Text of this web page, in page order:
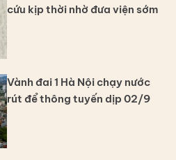
cứu kịp thời nhờ đưa viện sớm
Vành đai 1 Hà Nội chạy nước
rút để thông tuyến dịp 02/9